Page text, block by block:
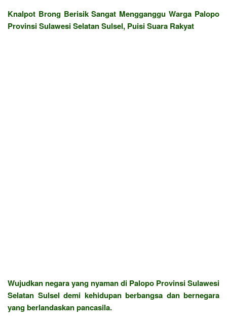
Knalpot Brong Berisik Sangat Mengganggu Warga Palopo
Provinsi Sulawesi Selatan Sulsel, Puisi Suara Rakyat
Wujudkan negara yang nyaman di Palopo Provinsi Sulawesi
Selatan Sulsel demi kehidupan berbangsa dan bernegara
yang berlandaskan pancasila.